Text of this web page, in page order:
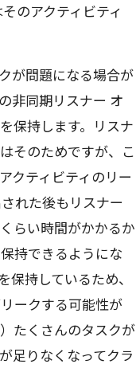
のアクティビティ
が問題になる場合が
非同期リスナー オ
保持します。リスナ
そのためですが、こ
クティビティのリー
れた後もリスナー
らい時間がかかるか
持できるようにな
持しているため、
ークする可能性が
たくさんのタスクが
足りなくなってクラ